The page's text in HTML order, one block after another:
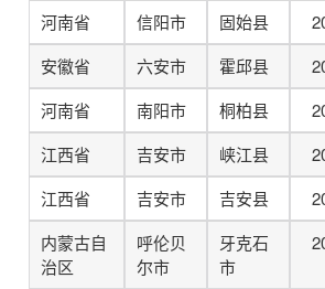
河南省 信阳市 固始县
安徽省
六安市 霍邱县
河南省
南阳市 桐柏县
江西省
吉安市 峡江县
江西省
吉安市 吉安县
内蒙古自
治区
呼伦贝
尔市
牙克石
市